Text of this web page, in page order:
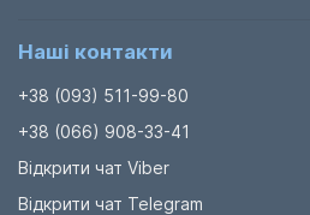
Наші контакти
+38 (093) 511-99-80
+38 (066) 908-33-41
Відкрити чат Viber
Відкрити чат Telegram